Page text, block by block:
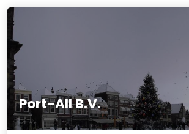
Port-All B.V.